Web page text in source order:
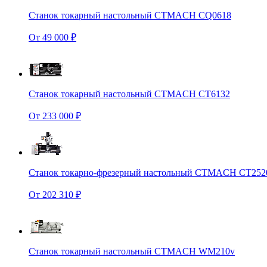
Станок токарный настольный CTMACH CQ0618
От 49 000 ₽
Станок токарный настольный CTMACH CT6132
От 233 000 ₽
Станок токарно-фрезерный настольный CTMACH
От 202 310 ₽
Станок токарный настольный CTMACH WM210v